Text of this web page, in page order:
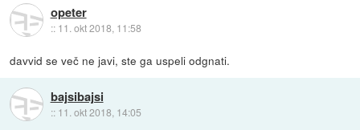
opeter
:: 11. okt 2018, 11:58
davvid se več ne javi, ste ga uspeli odgnati.
bajsibajsi
:: 11. okt 2018, 14:05